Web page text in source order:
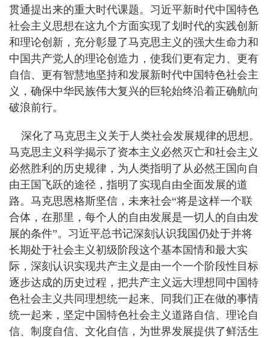
贯通提出来的重大时代课题。习近平新时代中国特色
社会主义思想在这九个方面实现了划时代的实践创新
和理论创新，充分彰显了马克思主义的强大生命力和
中国共产党人的理论创造力，使我们更有定力、更有
自信、更有智慧地坚持和发展新时代中国特色社会主
义，确保中华民族伟大复兴的巨轮始终沿着正确航向
破浪前行。
深化了马克思主义关于人类社会发展规律的思想。
马克思主义科学揭示了资本主义必然灭亡和社会主义
必然胜利的历史规律，为人类指明了从必然王国向自
由王国飞跃的途径，指明了实现自由全面发展的道
路。马克思恩格斯坚信，未来社会“将是这样一个联
合体，在那里，每个人的自由发展是一切人的自由发
展的条件”。习近平总书记深刻认识我国仍处于并将
长期处于社会主义初级阶段这个基本国情和最大实
际，深刻认识实现共产主义是由一个一个阶段性目标
逐步达成的历史过程，把共产主义远大理想同中国特
色社会主义共同理想统一起来、同我们正在做的事情
统一起来，坚定中国特色社会主义道路自信、理论自
信、制度自信、文化自信，为世界发展提供了鲜活生